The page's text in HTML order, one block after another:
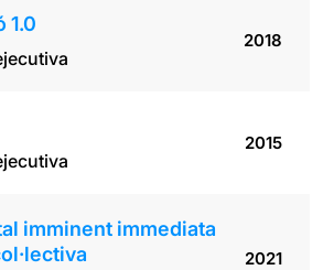
1.0
2018
2015
imminent immediata
2021